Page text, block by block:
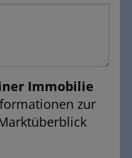
Immobilie
zur